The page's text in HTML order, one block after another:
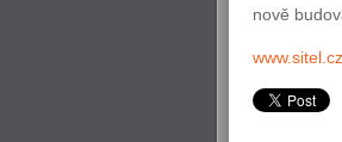
nově
www.sitel.cz